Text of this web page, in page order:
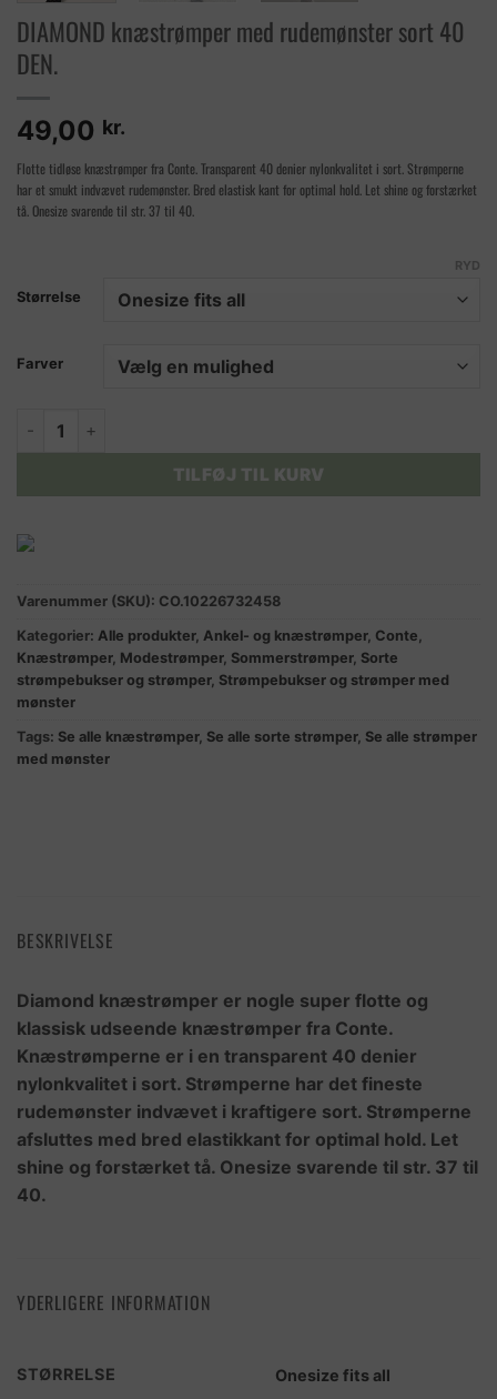
DIAMOND knæstrømper med rudemønster sort 40
DEN.
49,00 kr.
Flotte tidløse knæstrømper fra Conte. Transparent 40 denier nylonkvalitet i sort. Strømperne
har et smukt indvævet rudemønster. Bred elastisk kant for optimal hold. Let shine og forstærket
tå. Onesize svarende til str. 37 til 40.
Størrelse
Farver
RYD
DIAMOND knæstrømper med rudemønster sort 40 DEN. antal
TILFØJ TIL KURV
Varenummer (SKU): CO.10226732458
Kategorier: Alle produkter, Ankel- og knæstrømper, Conte
Knæstrømper, Modestrømper, Sommerstrømper, Sorte
strømpebukser og strømper, Strømpebukser og strømper med
mønster
Tags: Se alle knæstrømper, Se alle sorte strømper, Se alle strømper
med mønster
BESKRIVELSE
Diamond knæstrømper er nogle super flotte og
klassisk udseende knæstrømper fra Conte.
Knæstrømperne er i en transparent 40 denier
nylonkvalitet i sort. Strømperne har det fineste
rudemønster indvævet i kraftigere sort. Strømperne
afsluttes med bred elastikkant for optimal hold. Let
shine og forstærket tå. Onesize svarende til str. 37 til
40.
YDERLIGERE INFORMATION
STØRRELSE Onesize fits all